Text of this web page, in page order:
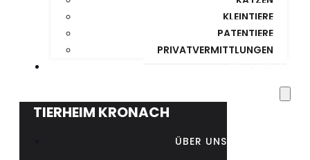
KLEINTIERE
PATENTIERE
PRIVATVERMITTLUNGEN
STARTSEITE
TIERHEIM KRONACH
ÜBER UNS